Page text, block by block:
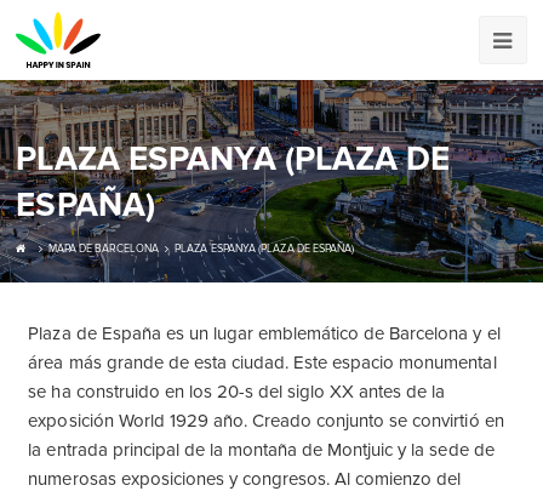
PLAZA ESPANYA (PLAZA DE
ESPAÑA)
MAPA DE BARCELONA PLAZA ESPANYA (PLAZA DE ESPAÑA)
Plaza de España es un lugar emblemático de Barcelona y el
área más grande de esta ciudad. Este espacio monumental
se ha construido en los 20-s del siglo XX antes de la
exposición World 1929 año. Creado conjunto se convirtió en
la entrada principal de la montaña de Montjuic y la sede de
numerosas exposiciones y congresos. Al comienzo del